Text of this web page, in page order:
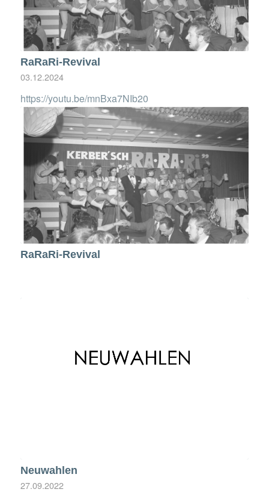
RaRaRi-Revival
03.12.2024
https://youtu.be/mnBxa7NIb20
RaRaRi-Revival
Neuwahlen
27.09.2022